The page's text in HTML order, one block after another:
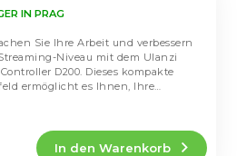
IN PRAG
In den Warenkorb
Sie Ihre Arbeit und verbessern
Niveau mit dem Ulanzi
D200. Dieses kompakte
ermöglicht es Ihnen, Ihre